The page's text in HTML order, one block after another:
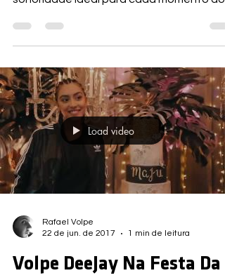
sonoridade ideal para cada momento do
cerimonial, Volpe DeeJay sep
Load video
22 de jun. de 2017
1 min de leitura